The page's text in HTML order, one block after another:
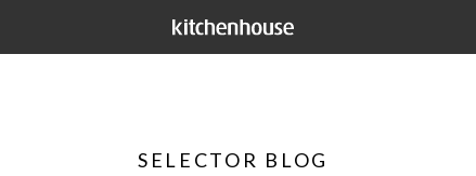
SELECTOR BLOG